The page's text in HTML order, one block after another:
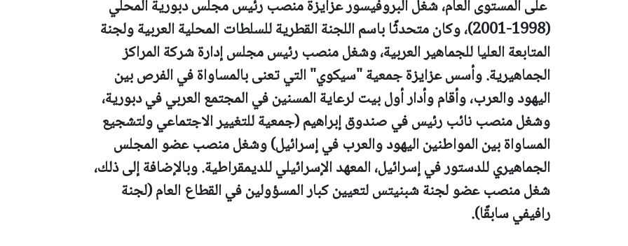
على المستوى العام، شغل البروفيسور عزايزة منصب رئيس مجلس دبورية المحلي
(1998-2001)، وكان متحدثًا باسم اللجنة القطرية للسلطات المحلية العربية ولجنة
المتابعة العليا للجماهير العربية، وشغل منصب رئيس مجلس إدارة شركة المراكز
الجماهيرية. وأسس عزايزة جمعية "سيكوي" التي تعنى بالمساواة في الفرص بين
اليهود والعرب، وأقام وأدار أول بيت لرعاية المسنين في المجتمع العربي في دبورية،
وشغل منصب نائب رئيس في صندوق إبراهيم (جمعية للتغيير الاجتماعي ولتشجيع
المساواة بين المواطنين اليهود والعرب في إسرائيل) وشغل منصب عضو المجلس
الجماهيري للدستور في إسرائيل، المعهد الإسرائيلي للديمقراطية. وبالإضافة إلى ذلك،
شغل منصب عضو لجنة شبنيتس لتعيين كبار المسؤولين في القطاع العام (لجنة
رافيفي سابقًا).